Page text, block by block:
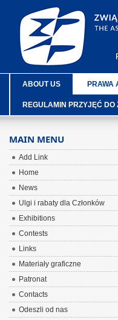
ABOUT US PRAWA
REGULAMIN PRZYJĘĆ DO
MAIN MENU
Add Link
Home
News
Ulgi i rabaty dla Członków
Exhibitions
Contests
Links
Materiały graficzne
Patronat
Contacts
Odeszli od nas